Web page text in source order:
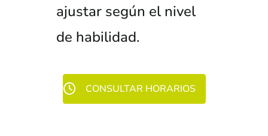
ajustar según el nivel
de habilidad.
CONSULTAR HORARIOS